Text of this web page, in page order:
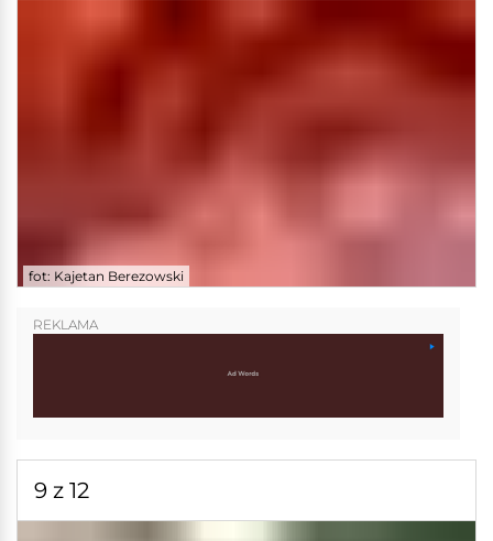
fot: Kajetan Berezowski
REKLAMA
9 z 12